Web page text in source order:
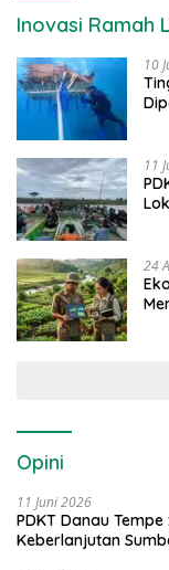
Inovasi Ramah
10
11
24
Opini
11 Juni 2026
PDKT Danau
Keberlanjutan